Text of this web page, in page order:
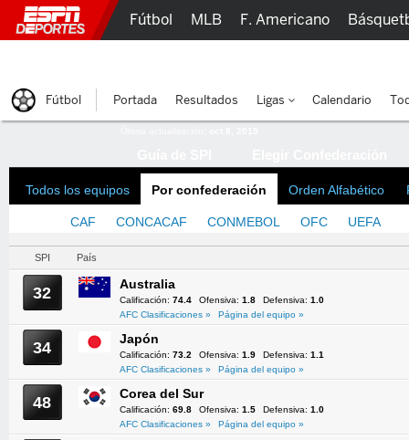
Todos los equipos Por confederación Orden Alfabético
CAF CONCACAF CONMEBOL OFC UEFA
SPI País
32 Australia
Calificación: 74.4 Ofensiva: 1.8 Defensiva: 1.0
AFC Clasificaciones »
Página del equipo »
34 Japón
Calificación: 73.2 Ofensiva: 1.9 Defensiva: 1.1
AFC Clasificaciones »
Página del equipo »
48 Corea del Sur
Calificación: 69.8 Ofensiva: 1.5 Defensiva: 1.0
AFC Clasificaciones »
Página del equipo »
Fútbol MLB F. Americano
Fútbol Portada Resultados Ligas Calendario